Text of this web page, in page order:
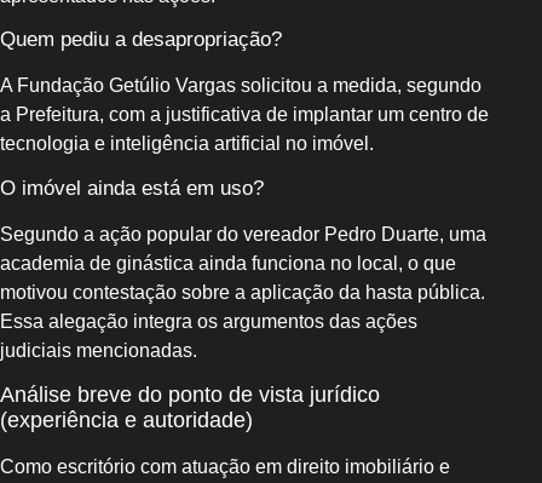
Quem pediu a desapropriação?
A Fundação Getúlio Vargas solicitou a medida, segundo
a Prefeitura, com a justificativa de implantar um centro de
tecnologia e inteligência artificial no imóvel.
O imóvel ainda está em uso?
Segundo a ação popular do vereador Pedro Duarte, uma
academia de ginástica ainda funciona no local, o que
motivou contestação sobre a aplicação da hasta pública.
Essa alegação integra os argumentos das ações
judiciais mencionadas.
Análise breve do ponto de vista jurídico
(experiência e autoridade)
Como escritório com atuação em direito imobiliário e